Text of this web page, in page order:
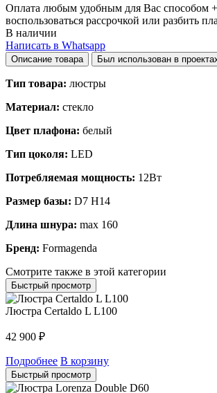
Оплата любым удобным для Вас способом
воспользоваться рассрочкой или разбить
В наличии
Написать в Whatsapp
Описание товара Был использован в
Тип товара: люстры
Материал: стекло
Цвет плафона: белый
Тип цоколя: LED
Потребляемая мощность: 12Вт
Размер базы: D7 H14
Длина шнура: max 160
Бренд: Formagenda
Смотрите также в этой категории
Быстрый просмотр
Люстра Certaldo L L100
42 900 ₽
Подробнее В корзину
Быстрый просмотр